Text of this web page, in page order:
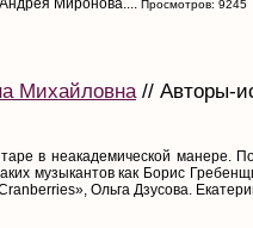
Миронова.... Просмотров: 9245
Михайловна// Авторы-
в неакадемической манере.
музыкантов как Борис
Ольга Дзусова.